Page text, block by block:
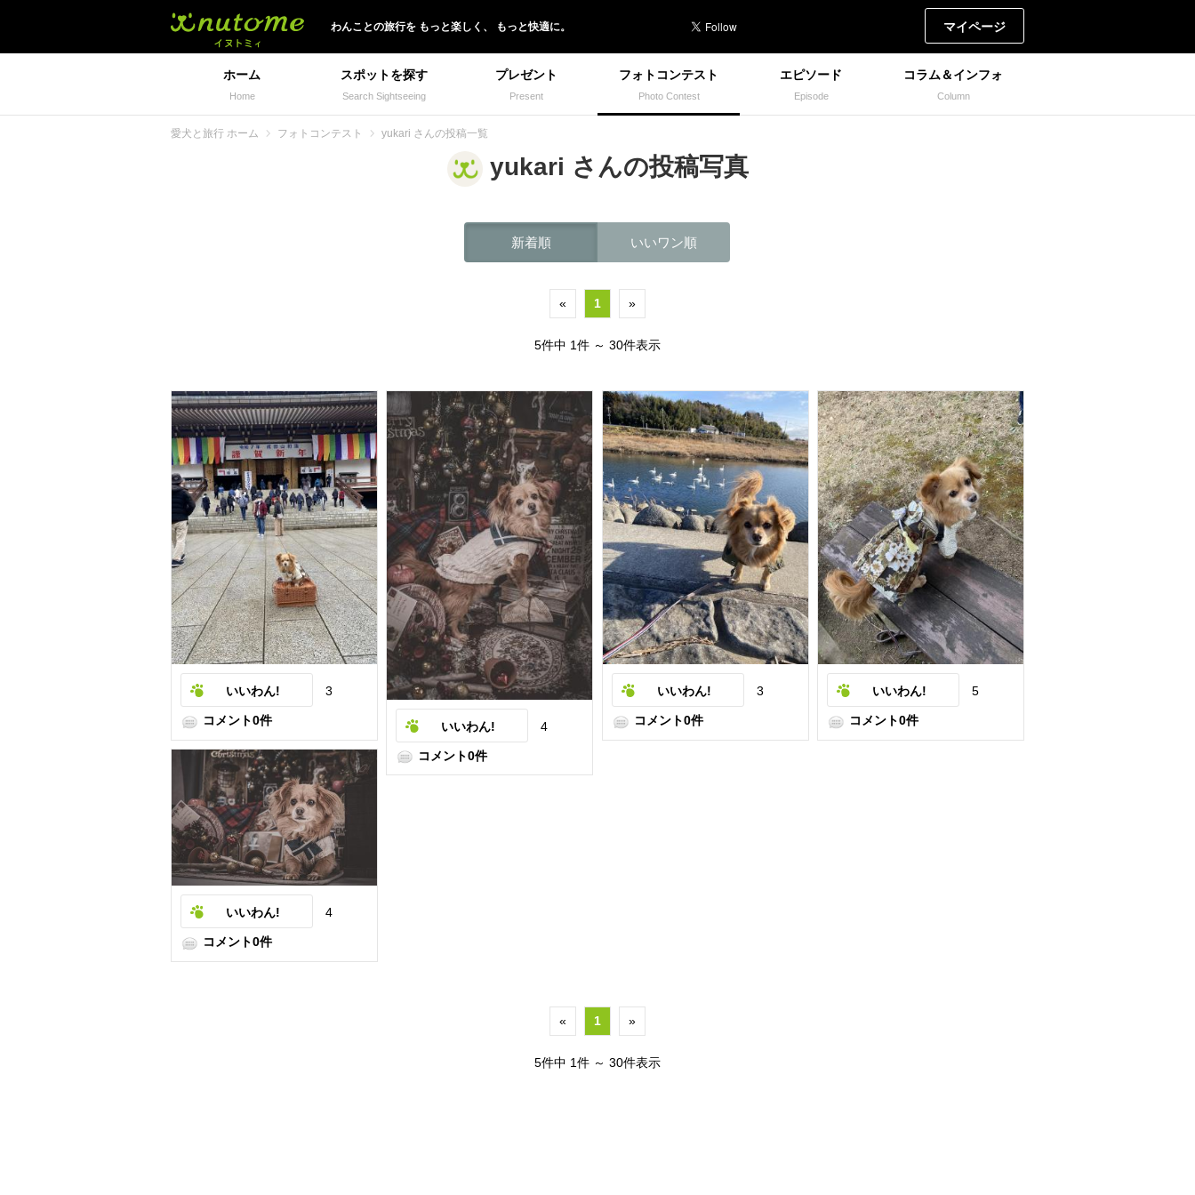
わんことの旅行を もっと楽しく、 もっと快適に。 マイページ
ホーム
Home
スポットを探す
Search Sightseeing
プレゼント
Present
フォトコンテスト
Photo Contest
エピソード
Episode
コラム＆インフォ
Column
愛犬と旅行 ホーム フォトコンテスト yukari さんの投稿一覧
yukari さんの投稿写真
新着順 いいワン順
« 1 »
5件中 1件 ～ 30件表示
いいわん! 3
コメント0件 いいわん! 4
コメント0件
いいわん! 3
コメント0件
いいわん! 5
コメント0件
いいわん! 4
コメント0件
« 1 »
5件中 1件 ～ 30件表示